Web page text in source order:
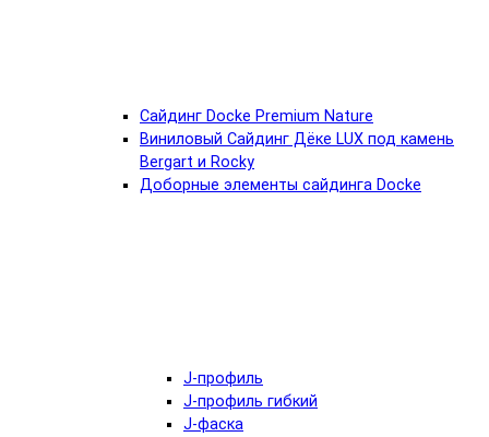
Cайдинг Docke Premium Nature
Виниловый Сайдинг Дёке LUX под камень
Bergart и Rocky
Доборные элементы сайдинга Docke
J-профиль
J-профиль гибкий
J-фаска